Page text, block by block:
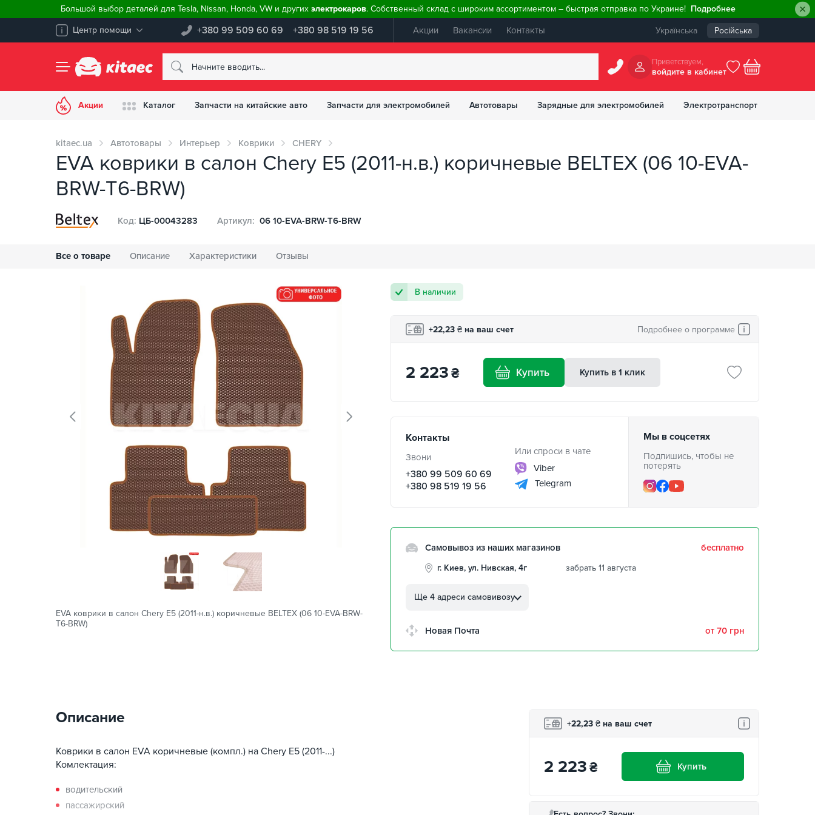
Большой выбор деталей для Tesla, Nissan, Honda, VW и других электрокаров. Собственный склад с широким ассортиментом – быстрая отправка по Украине! Подробнее
Центр помощи +380 99 509 60 69 +380 98 519 19 56 Акции Вакансии Контакты Українська Російська
Приветствуем,
войдите в кабинет
Акции Каталог Запчасти на китайские авто Запчасти для электромобилей Автотовары Зарядные для электромобилей Электротранспорт
kitaec.ua Автотовары Интерьер Коврики CHERY
EVA коврики в салон Chery E5 (2011-н.в.) коричневые BELTEX (06 10-EVA-
BRW-T6-BRW)
Все о товаре Описание Характеристики Отзывы
Код: ЦБ-00043283 Артикул: 06 10-EVA-BRW-T6-BRW
EVA коврики в салон Chery E5 (2011-н.в.) коричневые BELTEX (06 10-EVA-BRW-
T6-BRW)
В наличии
+22,23 ₴ на ваш счет Подробнее о программе
2 223₴ Купить Купить в 1 клик
Контакты
Звони
+380 99 509 60 69
+380 98 519 19 56
Или спроси в чате
Viber
Telegram
Мы в соцсетях
Подпишись, чтобы не
потерять
Самовывоз из наших магазинов бесплатно
г. Киев, ул. Нивская, 4г
забрать 11 августа
Автолюбителей, 8а
26
Ще 4 адреси самовивозу
Новая Почта от 70 грн
Описание
Коврики в салон EVA коричневые (компл.) на Chery E5 (2011-...)
Комлектация:
водительский
пассажирский
+22,23 ₴ на ваш счет
2 223₴ Купить